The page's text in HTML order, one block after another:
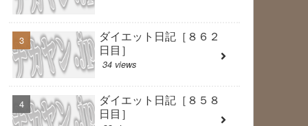
ダイエット日記［８６２
日目］
34 views
ダイエット日記［８５８
日目］